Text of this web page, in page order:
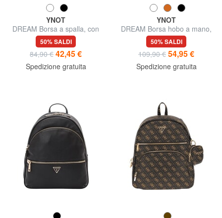
YNOT
DREAM Borsa a spalla, con
tracolla
50% SALDI
84,90 € 42,45 €
Spedizione gratuita
YNOT
DREAM Borsa hobo a mano,
con tracolla
50% SALDI
109,90 € 54,95 €
Spedizione gratuita